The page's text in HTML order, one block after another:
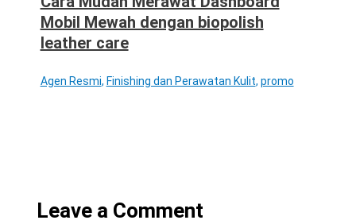
Mobil Mewah dengan biopolish
leather care
Agen Resmi, Finishing dan Perawatan Kulit, promo
Leave a Comment